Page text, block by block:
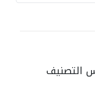
التصنيف